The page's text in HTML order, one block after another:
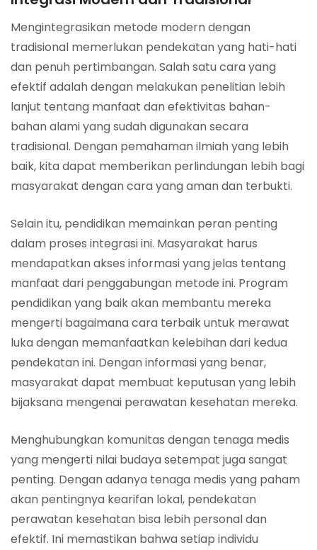
Mengintegrasikan metode modern dengan
tradisional memerlukan pendekatan yang hati-hati
dan penuh pertimbangan. Salah satu cara yang
efektif adalah dengan melakukan penelitian lebih
lanjut tentang manfaat dan efektivitas bahan-
bahan alami yang sudah digunakan secara
tradisional. Dengan pemahaman ilmiah yang lebih
baik, kita dapat memberikan perlindungan lebih bagi
masyarakat dengan cara yang aman dan terbukti.
Selain itu, pendidikan memainkan peran penting
dalam proses integrasi ini. Masyarakat harus
mendapatkan akses informasi yang jelas tentang
manfaat dari penggabungan metode ini. Program
pendidikan yang baik akan membantu mereka
mengerti bagaimana cara terbaik untuk merawat
luka dengan memanfaatkan kelebihan dari kedua
pendekatan ini. Dengan informasi yang benar,
masyarakat dapat membuat keputusan yang lebih
bijaksana mengenai perawatan kesehatan mereka.
Menghubungkan komunitas dengan tenaga medis
yang mengerti nilai budaya setempat juga sangat
penting. Dengan adanya tenaga medis yang paham
akan pentingnya kearifan lokal, pendekatan
perawatan kesehatan bisa lebih personal dan
efektif. Ini memastikan bahwa setiap individu